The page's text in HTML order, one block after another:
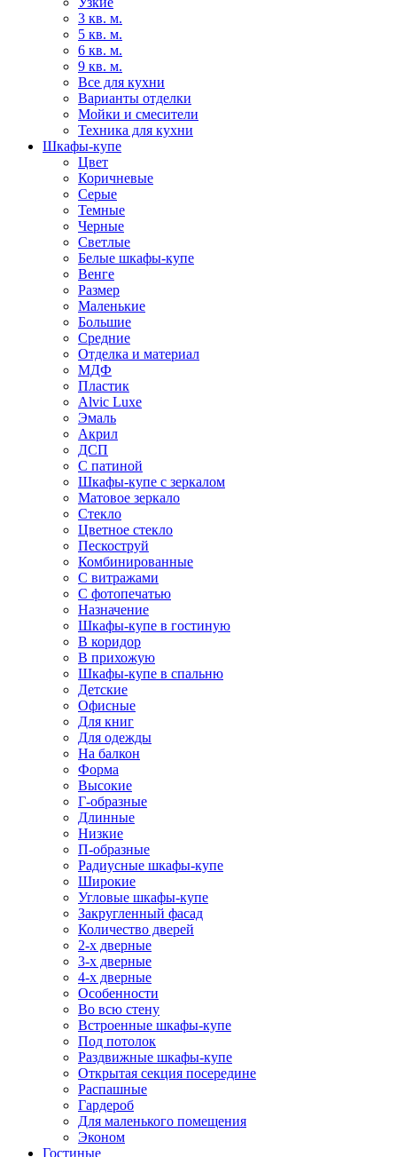
3 кв. м.
5 кв. м.
6 кв. м.
9 кв. м.
Все для кухни
Варианты отделки
Мойки и смесители
Техника для кухни
Шкафы-купе
Цвет
Коричневые
Серые
Темные
Черные
Светлые
Белые шкафы-купе
Венге
Размер
Маленькие
Большие
Средние
Отделка и материал
МДФ
Пластик
Alvic Luxe
Эмаль
Акрил
ДСП
С патиной
Шкафы-купе с зеркалом
Матовое зеркало
Стекло
Цветное стекло
Пескоструй
Комбинированные
С витражами
С фотопечатью
Назначение
Шкафы-купе в гостиную
В коридор
В прихожую
Шкафы-купе в спальню
Детские
Офисные
Для книг
Для одежды
На балкон
Форма
Высокие
Г-образные
Длинные
Низкие
П-образные
Радиусные шкафы-купе
Широкие
Угловые шкафы-купе
Закругленный фасад
Количество дверей
2-х дверные
3-х дверные
4-х дверные
Особенности
Во всю стену
Встроенные шкафы-купе
Под потолок
Раздвижные шкафы-купе
Открытая секция посередине
Распашные
Гардероб
Для маленького помещения
Эконом
Гостиные